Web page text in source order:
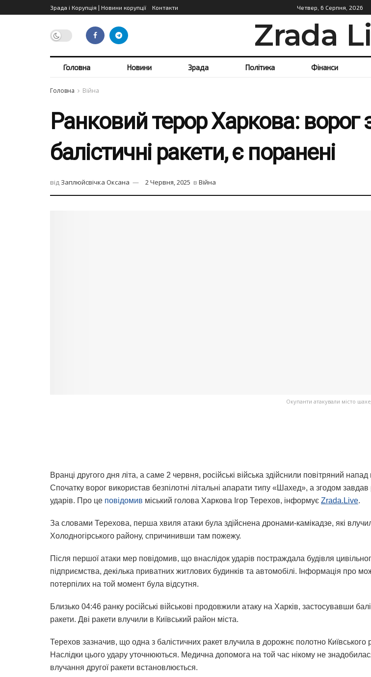
Зрада і Корупція | Новини корупції Контакти Четвер, 6 Серпня, 2026
Zrada
Головна Новини Зрада Політика Фінанси
Головна Війна
Ранковий терор Харкова: ворог
балістичні ракети, є поранені
від Заплюйсвічка Оксана 2 Червня, 2025 в Війна
Окупанти атакували місто
Вранці другого дня літа, а саме 2 червня, російські війська здійснили повітряний напад
Спочатку ворог використав безпілотні літальні апарати типу «Шахед», а згодом завдав
ударів. Про це повідомив міський голова Харкова Ігор Терехов, інформує Zrada.Live.
За словами Терехова, перша хвиля атаки була здійснена дронами-камікадзе, які
Холодногірського району, спричинивши там пожежу.
Після першої атаки мер повідомив, що внаслідок ударів постраждала будівля
підприємства, декілька приватних житлових будинків та автомобілі. Інформація про
потерпілих на той момент була відсутня.
Близько 04:46 ранку російські військові продовжили атаку на Харків, застосувавши
ракети. Дві ракети влучили в Київський район міста.
Терехов зазначив, що одна з балістичних ракет влучила в дорожнє полотно Київського
Наслідки цього удару уточнюються. Медична допомога на той час нікому не
влучання другої ракети встановлюється.